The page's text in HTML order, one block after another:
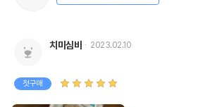
치미심바 2023.02.10
첫구매